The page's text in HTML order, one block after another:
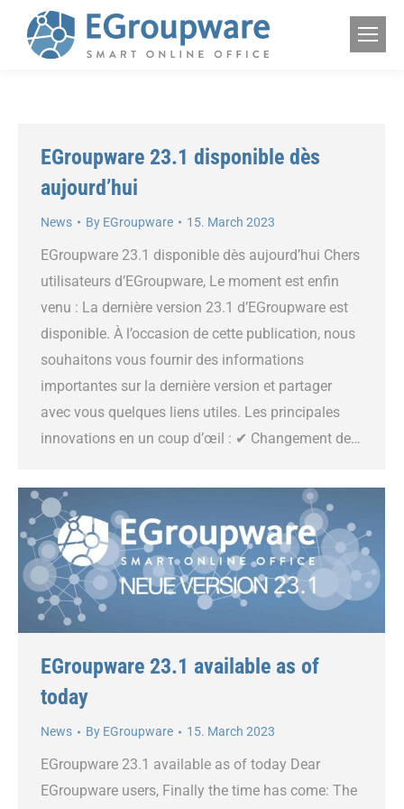
EGroupware 23.1 disponible dès
aujourd’hui
News By EGroupware 15. March 2023
EGroupware 23.1 disponible dès aujourd’hui Chers
utilisateurs d’EGroupware, Le moment est enfin
venu : La dernière version 23.1 d’EGroupware est
disponible. À l’occasion de cette publication, nous
souhaitons vous fournir des informations
importantes sur la dernière version et partager
avec vous quelques liens utiles. Les principales
innovations en un coup d’œil : ✔ Changement de…
EGroupware 23.1 available as of
today
News By EGroupware 15. March 2023
EGroupware 23.1 available as of today Dear
EGroupware users, Finally the time has come: The